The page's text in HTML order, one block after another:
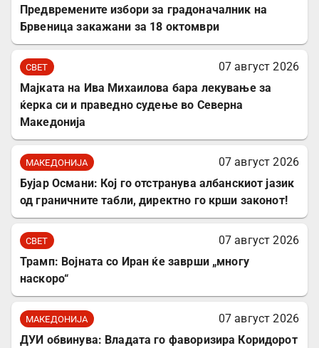
Предвремените избори за градоначалник на
Брвеница закажани за 18 октомври
СВЕТ
07 август 2026
Мајката на Ива Михаилова бара лекување за
ќерка си и праведно судење во Северна
Македонија
МАКЕДОНИЈА
07 август 2026
Бујар Османи: Кој го отстранува албанскиот јазик
од граничните табли, директно го крши законот!
СВЕТ
07 август 2026
Трамп: Војната со Иран ќе заврши „многу
наскоро“
МАКЕДОНИЈА
07 август 2026
ДУИ обвинува: Владата го фаворизира Коридорот